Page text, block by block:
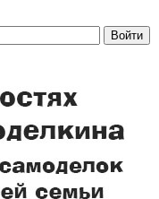
Войти